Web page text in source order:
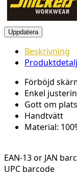
Beskrivning
Förböjd
Enkel
Gott om
Handtvätt
Material:
EAN-13 or JAN
UPC barcode